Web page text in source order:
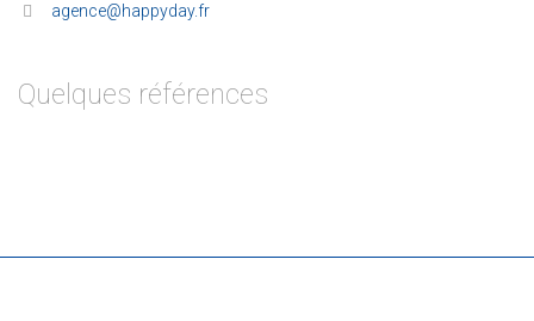
agence@happyday.fr
Quelques références